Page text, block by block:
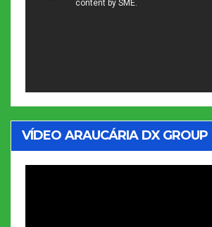
VÍDEO ARAUCÁRIA DX GROUP